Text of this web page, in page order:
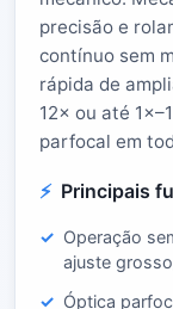
precisão e
contínuo sem
rápida de
12× ou até
parfocal em
Principais
Operação
ajuste
Óptica